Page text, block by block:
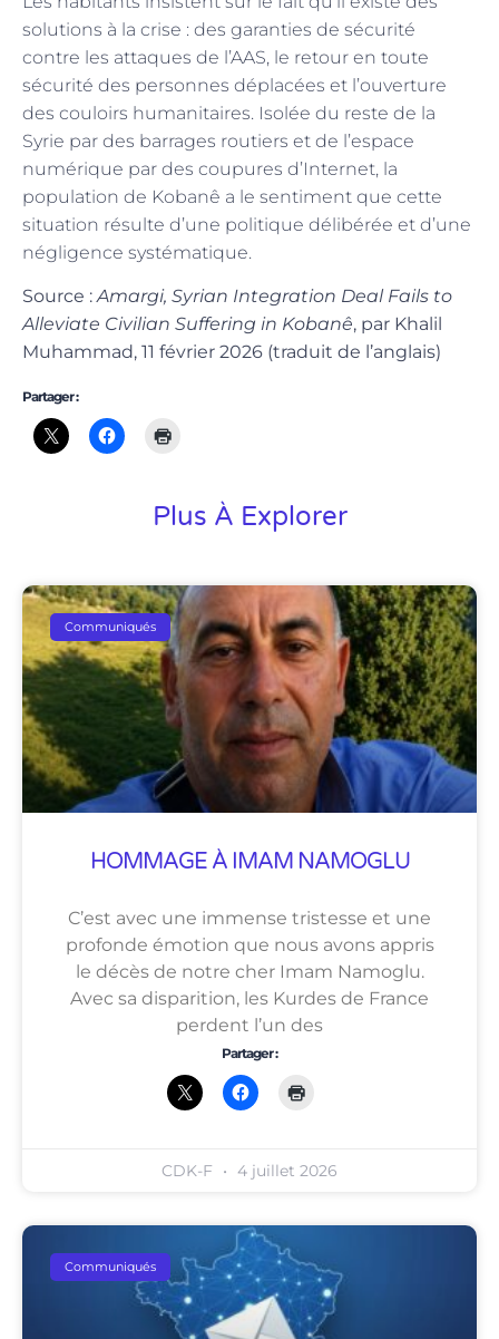
solutions à la crise : des garanties de sécurité
contre les attaques de l’AAS, le retour en toute
sécurité des personnes déplacées et l’ouverture
des couloirs humanitaires. Isolée du reste de la
Syrie par des barrages routiers et de l’espace
numérique par des coupures d’Internet, la
population de Kobanê a le sentiment que cette
situation résulte d’une politique délibérée et d’une
négligence systématique.
Source :Amargi, Syrian Integration Deal Fails to
Alleviate Civilian Suffering in Kobanê, par Khalil
Muhammad, 11 février 2026 (traduit de l’anglais)
Partager :
Plus À Explorer
Communiqués
HOMMAGE À IMAM NAMOGLU
C’est avec une immense tristesse et une
profonde émotion que nous avons appris
le décès de notre cher Imam Namoglu.
Avec sa disparition, les Kurdes de France
perdent l’un des
Partager :
CDK-F 4 juillet 2026
Communiqués